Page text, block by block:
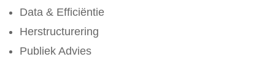
Data & Efficiëntie
Herstructurering
Publiek Advies